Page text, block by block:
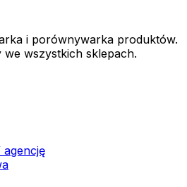
i porównywarka produktów.
wszystkich sklepach.
agencję